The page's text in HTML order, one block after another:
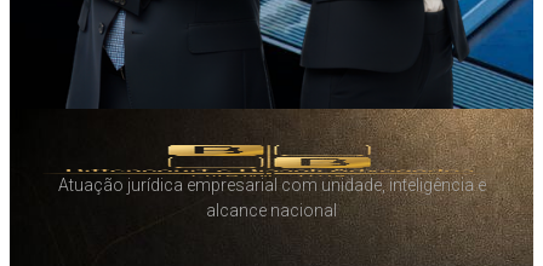
Atuação jurídica empresarial com unidade, inteligência e
alcance nacional